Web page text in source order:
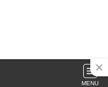
MENU